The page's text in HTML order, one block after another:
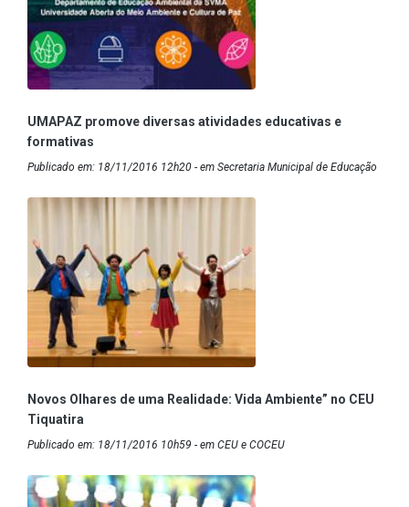
UMAPAZ promove diversas atividades educativas e
formativas
Publicado em: 18/11/2016 12h20 - em Secretaria Municipal de Educação
Novos Olhares de uma Realidade: Vida Ambiente” no CEU
Tiquatira
Publicado em: 18/11/2016 10h59 - em CEU e COCEU